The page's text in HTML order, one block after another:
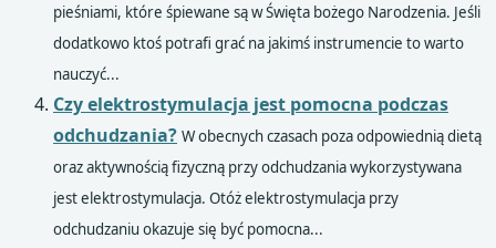
pieśniami, które śpiewane są w Święta bożego Narodzenia. Jeśli
dodatkowo ktoś potrafi grać na jakimś instrumencie to warto
nauczyć...
Czy elektrostymulacja jest pomocna podczas
odchudzania? W obecnych czasach poza odpowiednią dietą
oraz aktywnością fizyczną przy odchudzania wykorzystywana
jest elektrostymulacja. Otóż elektrostymulacja przy
odchudzaniu okazuje się być pomocna...